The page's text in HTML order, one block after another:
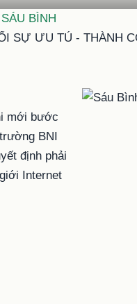
BÌNH
SỰ ƯU TÚ - THÀNH